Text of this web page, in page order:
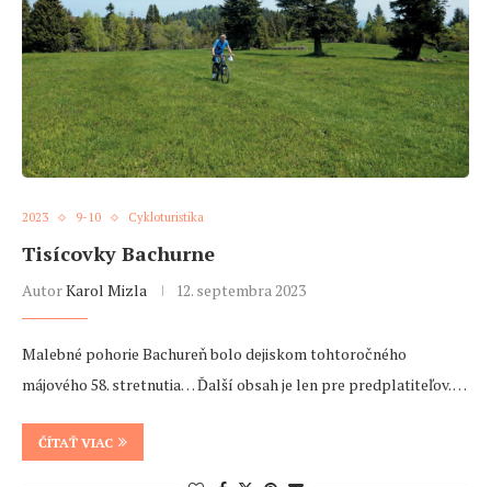
2023 9-10 Cykloturistika
Tisícovky Bachurne
AutorKarol Mizla 12. septembra 2023
Malebné pohorie Bachureň bolo dejiskom tohtoročného
májového 58. stretnutia… Ďalší obsah je len pre predplatiteľov. …
ČÍTAŤ VIAC